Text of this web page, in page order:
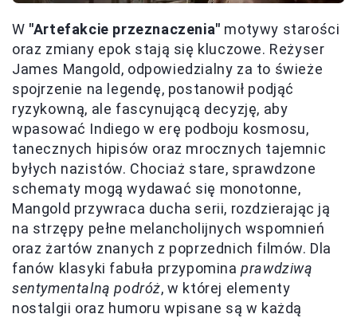
W "Artefakcie przeznaczenia" motywy starości
oraz zmiany epok stają się kluczowe. Reżyser
James Mangold, odpowiedzialny za to świeże
spojrzenie na legendę, postanowił podjąć
ryzykowną, ale fascynującą decyzję, aby
wpasować Indiego w erę podboju kosmosu,
tanecznych hipisów oraz mrocznych tajemnic
byłych nazistów. Chociaż stare, sprawdzone
schematy mogą wydawać się monotonne,
Mangold przywraca ducha serii, rozdzierając ją
na strzępy pełne melancholijnych wspomnień
oraz żartów znanych z poprzednich filmów. Dla
fanów klasyki fabuła przypominaprawdziwą
sentymentalną podróż, w której elementy
nostalgii oraz humoru wpisane są w każdą